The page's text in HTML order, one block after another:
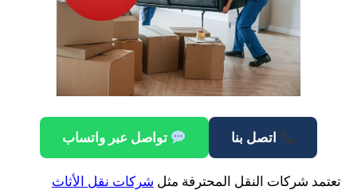
اتصل بنا تواصل عبر واتساب
تعتمد شركات النقل المحترفة مثل شركات نقل الأثاث